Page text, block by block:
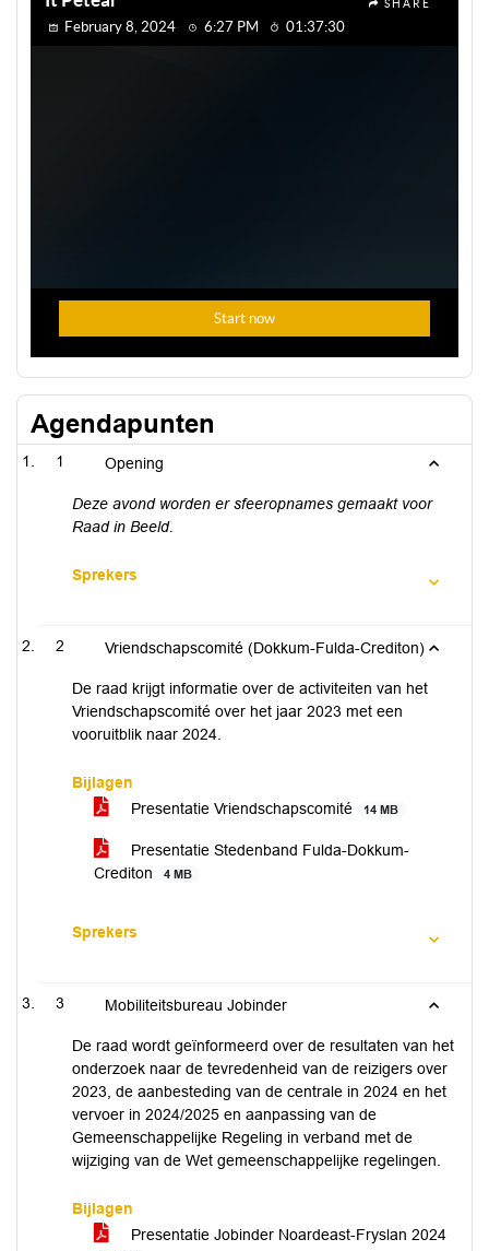
Agendapunten
1 Opening
Deze avond worden er sfeeropnames gemaakt voor
Raad in Beeld.
Sprekers
2 Vriendschapscomité (Dokkum-Fulda-Crediton)
De raad krijgt informatie over de activiteiten van het
Vriendschapscomité over het jaar 2023 met een
vooruitblik naar 2024.
Bijlagen
Presentatie Vriendschapscomité
14 MB
Presentatie Stedenband Fulda-Dokkum-
Crediton
4 MB
Sprekers
3 Mobiliteitsbureau Jobinder
De raad wordt geïnformeerd over de resultaten van het
onderzoek naar de tevredenheid van de reizigers over
2023, de aanbesteding van de centrale in 2024 en het
vervoer in 2024/2025 en aanpassing van de
Gemeenschappelijke Regeling in verband met de
wijziging van de Wet gemeenschappelijke regelingen.
Bijlagen
Presentatie Jobinder Noardeast-Fryslan 2024